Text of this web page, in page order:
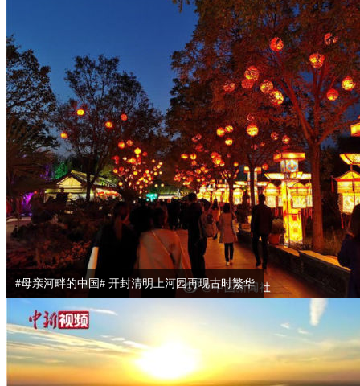
#母亲河畔的中国# 开封清明上河园再现古时繁华